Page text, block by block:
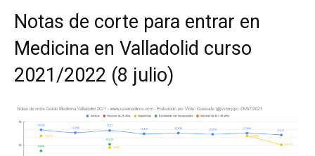
Notas de corte para entrar en
Medicina en Valladolid curso
2021/2022 (8 julio)